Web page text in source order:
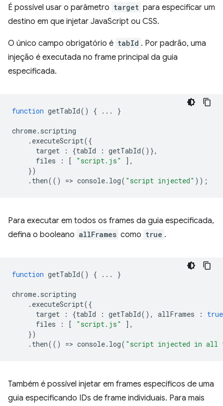
É possível usar o parâmetro target para especificar um
destino em que injetar JavaScript ou CSS.
O único campo obrigatório é tabId . Por padrão, uma
injeção é executada no frame principal da guia
especificada.
function getTabId() { ... }
chrome. scripting
. executeScript({
target
: {tabId : getTabId()},
files
: [ "script.js"
],
})
. then(() => console. log( "script injected" ));
Para executar em todos os frames da guia especificada,
defina o booleano allFrames como true .
function getTabId() { ... }
chrome. scripting
. executeScript({
target
: {tabId : getTabId(), allFrames :
true
files
: [ "script.js"
],
})
. then(() => console. log( "script injected in all
Também é possível injetar em frames específicos de uma
guia especificando IDs de frame individuais. Para mais